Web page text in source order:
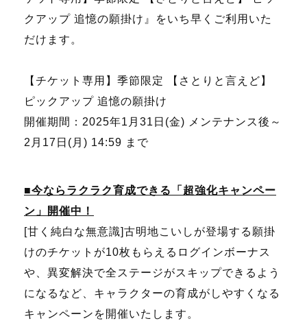
クアップ 追憶の願掛け』をいち早くご利用いた
だけます。
【チケット専用】季節限定 【さとりと言えど】
ピックアップ 追憶の願掛け
開催期間：2025年1月31日(金) メンテナンス後～
2月17日(月) 14:59 まで
■今ならラクラク育成できる「超強化キャンペー
ン」開催中！
[甘く純白な無意識]古明地こいしが登場する願掛
けのチケットが10枚もらえるログインボーナス
や、異変解決で全ステージがスキップできるよう
になるなど、キャラクターの育成がしやすくなる
キャンペーンを開催いたします。